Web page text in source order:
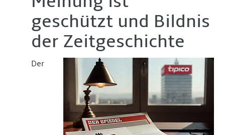
geschützt und Bildnis
der Zeitgeschichte
Der